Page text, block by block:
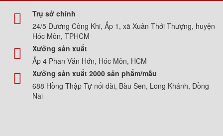
Trụ sở chính
24/5 Dương Công Khi, Ấp 1, xã Xuân Thới Thượng, huyện
Hóc Môn, TPHCM
Xưởng sản xuất
Ấp 4 Phan Văn Hớn, Hóc Môn, HCM
Xưởng sản xuất 2000 sản phẩm/mẫu
688 Hồng Thập Tự nối dài, Bàu Sen, Long Khánh, Đồng
Nai